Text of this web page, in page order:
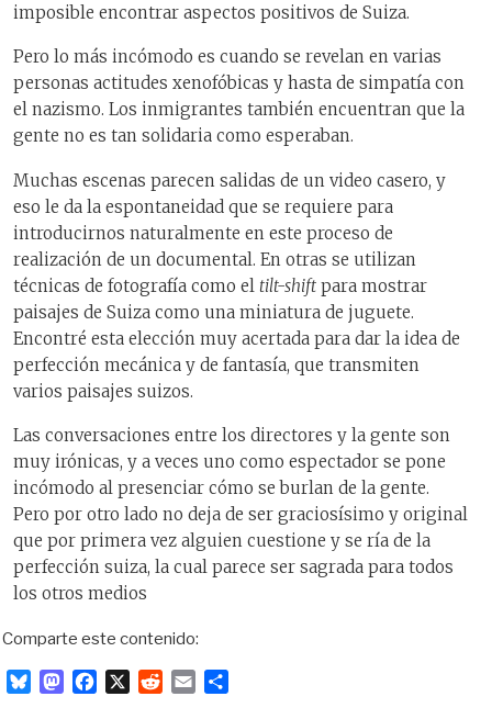
imposible encontrar aspectos positivos de Suiza.
Pero lo más incómodo es cuando se revelan en varias
personas actitudes xenofóbicas y hasta de simpatía con
el nazismo. Los inmigrantes también encuentran que la
gente no es tan solidaria como esperaban.
Muchas escenas parecen salidas de un video casero, y
eso le da la espontaneidad que se requiere para
introducirnos naturalmente en este proceso de
realización de un documental. En otras se utilizan
técnicas de fotografía como el tilt-shift para mostrar
paisajes de Suiza como una miniatura de juguete.
Encontré esta elección muy acertada para dar la idea de
perfección mecánica y de fantasía, que transmiten
varios paisajes suizos.
Las conversaciones entre los directores y la gente son
muy irónicas, y a veces uno como espectador se pone
incómodo al presenciar cómo se burlan de la gente.
Pero por otro lado no deja de ser graciosísimo y original
que por primera vez alguien cuestione y se ría de la
perfección suiza, la cual parece ser sagrada para todos
los otros medios
Comparte este contenido:
M
X